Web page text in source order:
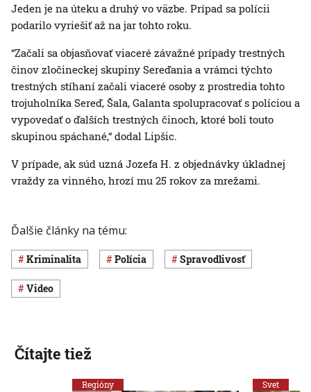
Jeden je na úteku a druhý vo väzbe. Prípad sa polícii
podarilo vyriešiť až na jar tohto roku.
“Začali sa objasňovať viaceré závažné prípady trestných
činov zločineckej skupiny Sereďania a vrámci týchto
trestných stíhaní začali viaceré osoby z prostredia tohto
trojuholníka Sereď, Šala, Galanta spolupracovať s políciou a
vypovedať o ďalších trestných činoch, ktoré boli touto
skupinou spáchané,“ dodal Lipšic.
V prípade, ak súd uzná Jozefa H. z objednávky úkladnej
vraždy za vinného, hrozí mu 25 rokov za mrežami.
Ďalšie články na tému:
Kriminalita polícia spravodlivosť
Video
Čítajte tiež
Regióny Svet